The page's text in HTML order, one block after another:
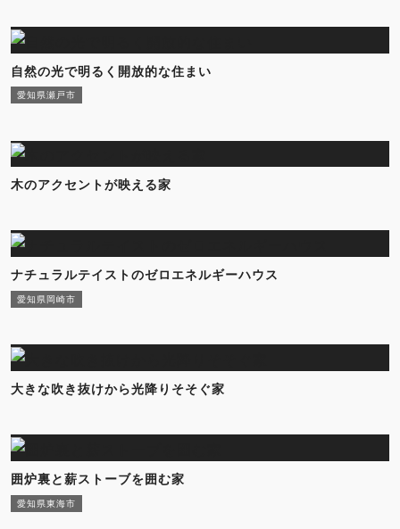
自然の光で明るく開放的な住まい
愛知県瀬戸市
木のアクセントが映える家
ナチュラルテイストのゼロエネルギーハウス
愛知県岡崎市
大きな吹き抜けから光降りそそぐ家
囲炉裏と薪ストーブを囲む家
愛知県東海市